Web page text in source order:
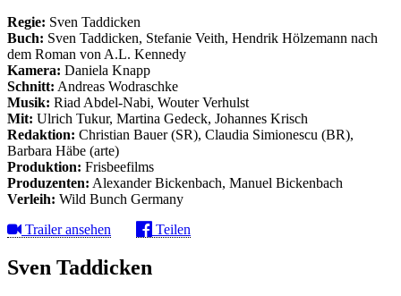
Regie: Sven Taddicken
Buch: Sven Taddicken, Stefanie Veith, Hendrik Hölzemann nach
dem Roman von A.L. Kennedy
Kamera: Daniela Knapp
Schnitt: Andreas Wodraschke
Musik: Riad Abdel-Nabi, Wouter Verhulst
Mit: Ulrich Tukur, Martina Gedeck, Johannes Krisch
Redaktion: Christian Bauer (SR), Claudia Simionescu (BR),
Barbara Häbe (arte)
Produktion: Frisbeefilms
Produzenten: Alexander Bickenbach, Manuel Bickenbach
Verleih: Wild Bunch Germany
Trailer ansehen
Teilen
Sven Taddicken